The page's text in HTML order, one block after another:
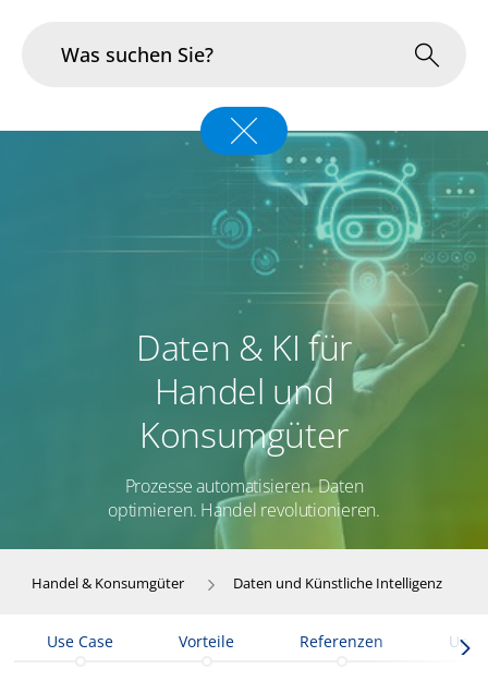
Daten & KI für
Handel und
Konsumgüter
Prozesse automatisieren. Daten
optimieren. Handel revolutionieren.
Handel & Konsumgüter Daten und Künstliche Intelligenz
Use Case Vorteile Referenzen